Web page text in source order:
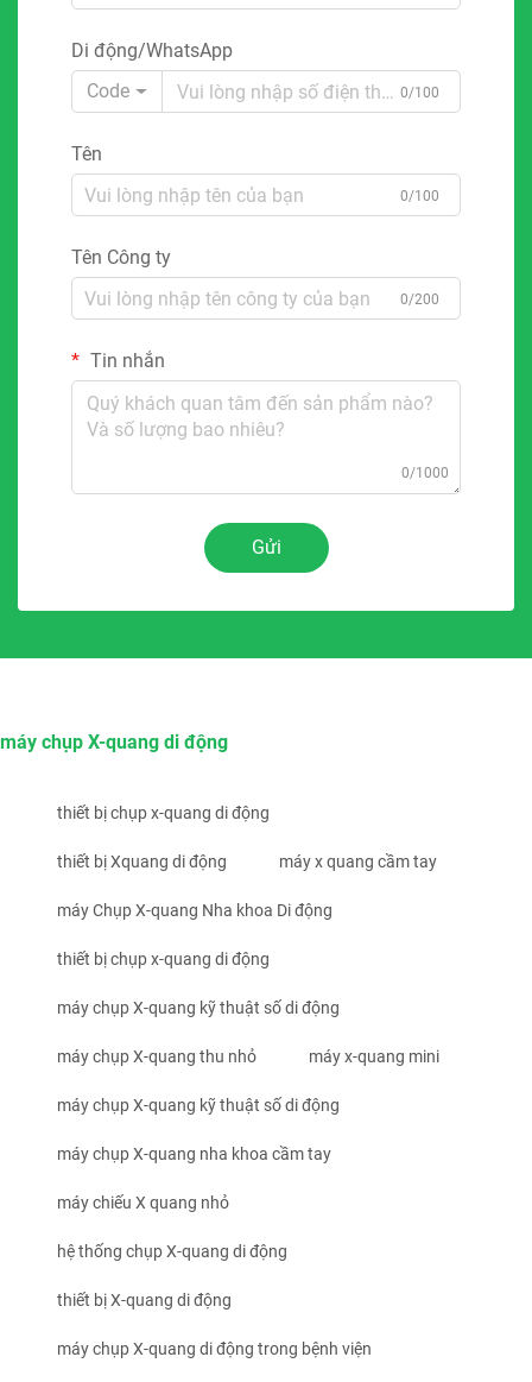
Di động/WhatsApp
Code
0/100
Tên
0/100
Tên Công ty
0/200
Tin nhắn
0/1000
Gửi
máy chụp X-quang di động
thiết bị chụp x-quang di động
thiết bị Xquang di động máy x quang cầm tay
máy Chụp X-quang Nha khoa Di động
thiết bị chụp x-quang di động
máy chụp X-quang kỹ thuật số di động
máy chụp X-quang thu nhỏ máy x-quang mini
máy chụp X-quang kỹ thuật số di động
máy chụp X-quang nha khoa cầm tay
máy chiếu X quang nhỏ
hệ thống chụp X-quang di động
thiết bị X-quang di động
máy chụp X-quang di động trong bệnh viện